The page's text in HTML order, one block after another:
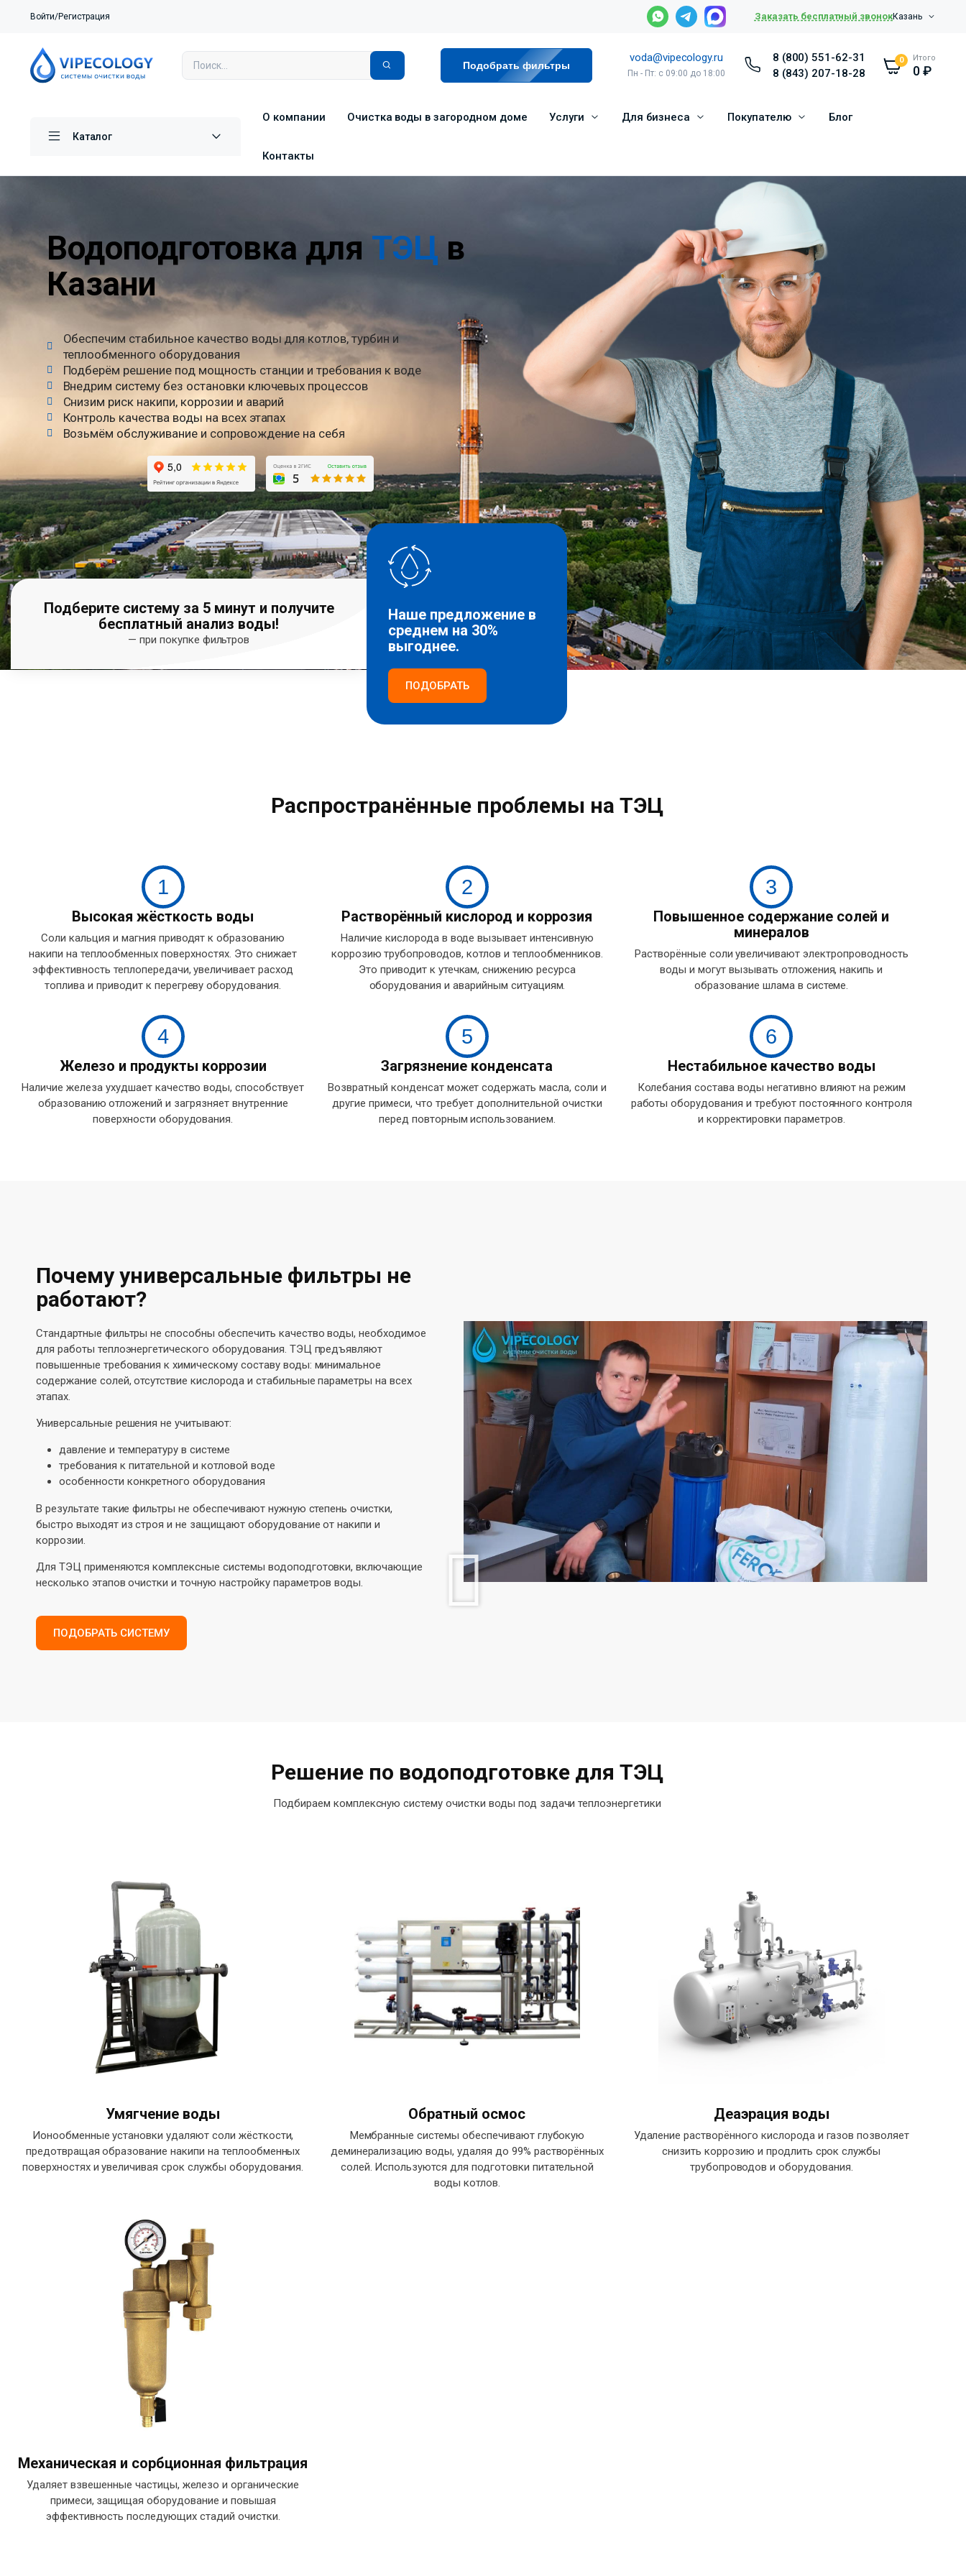
Войти/Регистрация Заказать бесплатный звонокКазань
Подобрать фильтры
voda@vipecology.ru
Пн - Пт: с 09:00 до 18:00
8 (800) 551-62-31
8 (843) 207-18-28
0 Итого
0₽
Каталог
О компании Очистка воды в загородном доме Услуги Для бизнеса Покупателю Блог
Контакты
Водоподготовка для ТЭЦ в
Казани
Обеспечим стабильное качество воды для котлов, турбин и
теплообменного оборудования
Подберём решение под мощность станции и требования к воде
Внедрим систему без остановки ключевых процессов
Снизим риск накипи, коррозии и аварий
Контроль качества воды на всех этапах
Возьмём обслуживание и сопровождение на себя
Подберите систему за 5 минут и получите
бесплатный анализ воды!
— при покупке фильтров
Наше предложение в
среднем на 30%
выгоднее.
ПОДОБРАТЬ
Распространённые проблемы на ТЭЦ
1
Высокая жёсткость воды
Соли кальция и магния приводят к образованию
накипи на теплообменных поверхностях. Это снижает
эффективность теплопередачи, увеличивает расход
топлива и приводит к перегреву оборудования.
2
Растворённый кислород и коррозия
Наличие кислорода в воде вызывает интенсивную
коррозию трубопроводов, котлов и теплообменников.
Это приводит к утечкам, снижению ресурса
оборудования и аварийным ситуациям.
3
Повышенное содержание солей и
минералов
Растворённые соли увеличивают электропроводность
воды и могут вызывать отложения, накипь и
образование шлама в системе.
4
Железо и продукты коррозии
Наличие железа ухудшает качество воды, способствует
образованию отложений и загрязняет внутренние
поверхности оборудования.
5
Загрязнение конденсата
Возвратный конденсат может содержать масла, соли и
другие примеси, что требует дополнительной очистки
перед повторным использованием.
6
Нестабильное качество воды
Колебания состава воды негативно влияют на режим
работы оборудования и требуют постоянного контроля
и корректировки параметров.
Почему универсальные фильтры не
работают?
Стандартные фильтры не способны обеспечить качество воды, необходимое
для работы теплоэнергетического оборудования. ТЭЦ предъявляют
повышенные требования к химическому составу воды: минимальное
содержание солей, отсутствие кислорода и стабильные параметры на всех
этапах.
Универсальные решения не учитывают:
давление и температуру в системе
требования к питательной и котловой воде
особенности конкретного оборудования
В результате такие фильтры не обеспечивают нужную степень очистки,
быстро выходят из строя и не защищают оборудование от накипи и
коррозии.
Для ТЭЦ применяются комплексные системы водоподготовки, включающие
несколько этапов очистки и точную настройку параметров воды.
ПОДОБРАТЬ СИСТЕМУ
Решение по водоподготовке для ТЭЦ
Подбираем комплексную систему очистки воды под задачи теплоэнергетики
Умягчение воды
Ионообменные установки удаляют соли жёсткости,
предотвращая образование накипи на теплообменных
поверхностях и увеличивая срок службы оборудования.
Обратный осмос
Мембранные системы обеспечивают глубокую
деминерализацию воды, удаляя до 99% растворённых
солей. Используются для подготовки питательной
воды котлов.
Деаэрация воды
Удаление растворённого кислорода и газов позволяет
снизить коррозию и продлить срок службы
трубопроводов и оборудования.
Механическая и сорбционная фильтрация
Удаляет взвешенные частицы, железо и органические
примеси, защищая оборудование и повышая
эффективность последующих стадий очистки.